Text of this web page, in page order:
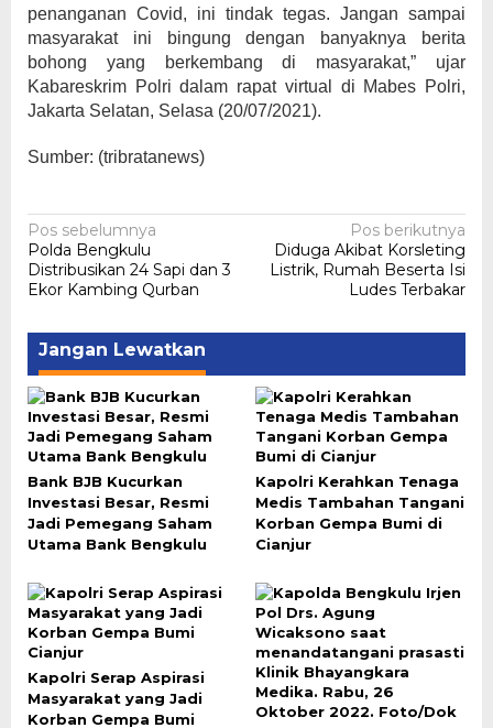
penanganan Covid, ini tindak tegas. Jangan sampai
masyarakat ini bingung dengan banyaknya berita
bohong yang berkembang di masyarakat,” ujar
Kabareskrim Polri dalam rapat virtual di Mabes Polri,
Jakarta Selatan, Selasa (20/07/2021).
Sumber: (tribratanews)
Navigasi
pos
Pos sebelumnya
Polda Bengkulu
Distribusikan 24 Sapi dan 3
Ekor Kambing Qurban
Pos berikutnya
Diduga Akibat Korsleting
Listrik, Rumah Beserta Isi
Ludes Terbakar
Jangan Lewatkan
Bank BJB Kucurkan
Investasi Besar, Resmi
Jadi Pemegang Saham
Utama Bank Bengkulu
Kapolri Kerahkan Tenaga
Medis Tambahan Tangani
Korban Gempa Bumi di
Cianjur
Kapolri Serap Aspirasi
Masyarakat yang Jadi
Korban Gempa Bumi